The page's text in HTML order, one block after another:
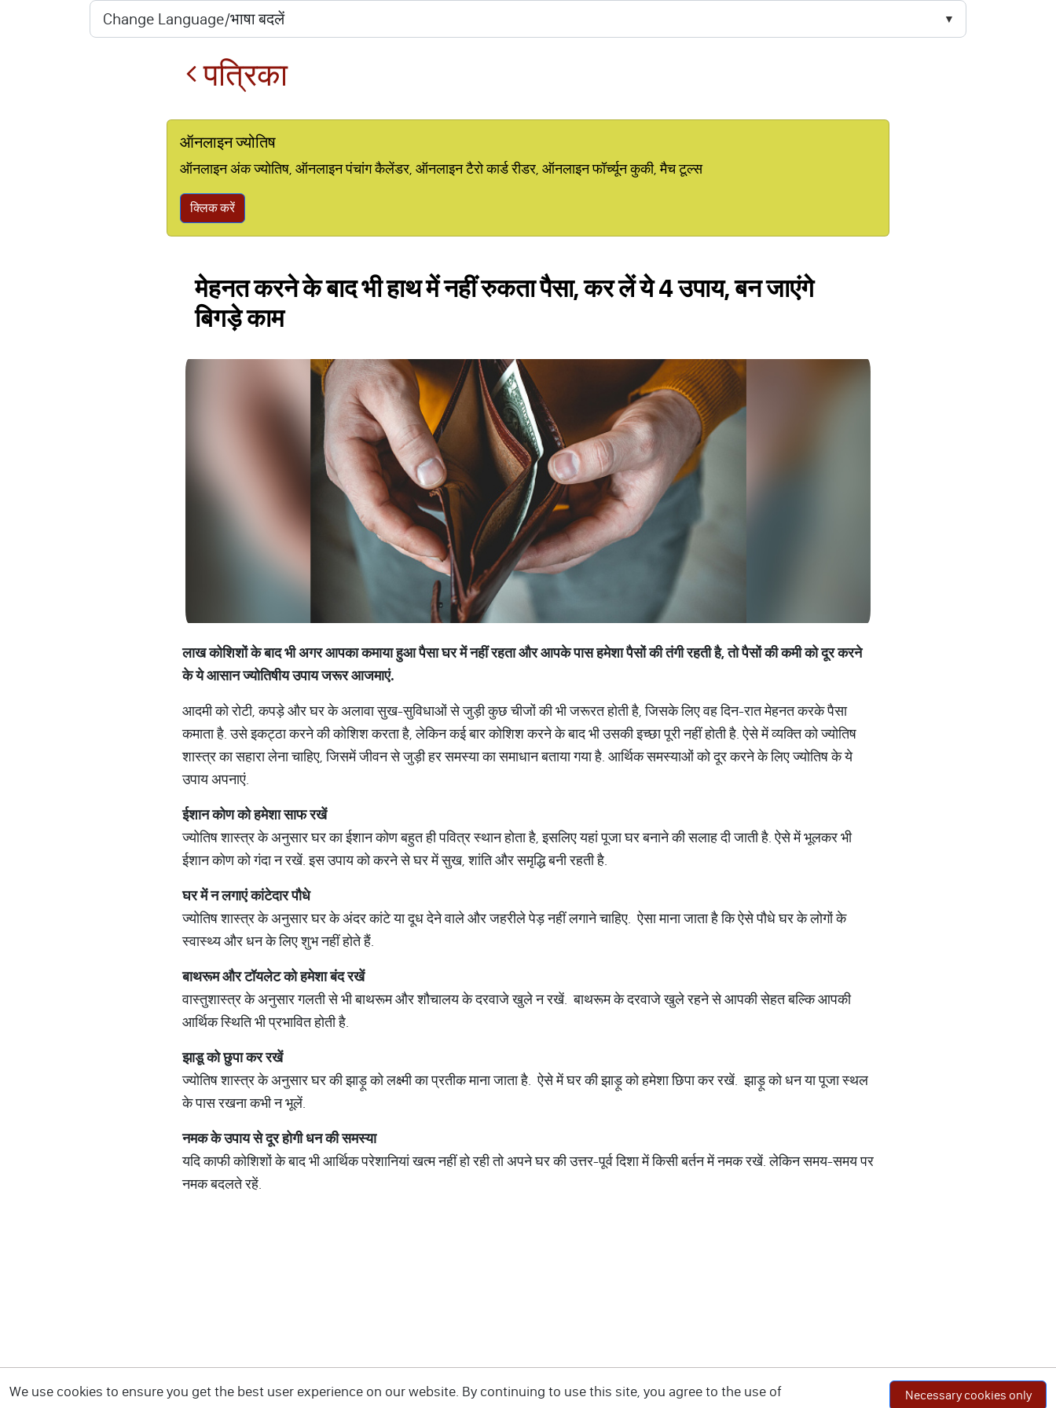
पत्रिका
ऑनलाइन ज्योतिष
ऑनलाइन अंक ज्योतिष, ऑनलाइन पंचांग कैलेंडर, ऑनलाइन टैरो कार्ड रीडर, ऑनलाइन फॉर्च्यून कुकी, मैच टूल्स
क्लिक करें
मेहनत करने के बाद भी हाथ में नहीं रुकता पैसा, कर लें ये 4 उपाय, बन जाएंगे
बिगड़े काम
लाख कोशिशों के बाद भी अगर आपका कमाया हुआ पैसा घर में नहीं रहता और आपके पास हमेशा पैसों की तंगी रहती है,तो पैसों की कमी को दूर करने
के ये आसान ज्योतिषीय उपाय जरूर आजमाएं.
आदमी को रोटी, कपड़े और घर के अलावा सुख-सुविधाओं से जुड़ी कुछ चीजों की भी जरूरत होती है, जिसके लिए वह दिन-रात मेहनत करके पैसा
कमाता है. उसे इकट्ठा करने की कोशिश करता है, लेकिन कई बार कोशिश करने के बाद भी उसकी इच्छा पूरी नहीं होती है. ऐसे में व्यक्ति को ज्योतिष
शास्त्र का सहारा लेना चाहिए, जिसमें जीवन से जुड़ी हर समस्या का समाधान बताया गया है. आर्थिक समस्याओं को दूर करने के लिए ज्योतिष के ये
उपाय अपनाएं.
ईशान कोण को हमेशा साफ रखें
ज्योतिष शास्त्र के अनुसार घर का ईशान कोण बहुत ही पवित्र स्थान होता है, इसलिए यहां पूजा घर बनाने की सलाह दी जाती है. ऐसे में भूलकर भी
ईशान कोण को गंदा न रखें. इस उपाय को करने से घर में सुख, शांति और समृद्धि बनी रहती है.
घर में न लगाएं कांटेदार पौधे
ज्योतिष शास्त्र के अनुसार घर के अंदर कांटे या दूध देने वाले और जहरीले पेड़ नहीं लगाने चाहिए. ऐसा माना जाता है कि ऐसे पौधे घर के लोगों के
स्वास्थ्य और धन के लिए शुभ नहीं होते हैं.
बाथरूम और टॉयलेट को हमेशा बंद रखें
वास्तुशास्त्र के अनुसार गलती से भी बाथरूम और शौचालय के दरवाजे खुले न रखें. बाथरूम के दरवाजे खुले रहने से आपकी सेहत बल्कि आपकी
आर्थिक स्थिति भी प्रभावित होती है.
झाडू को छुपा कर रखें
ज्योतिष शास्त्र के अनुसार घर की झाड़ू को लक्ष्मी का प्रतीक माना जाता है. ऐसे में घर की झाड़ू को हमेशा छिपा कर रखें. झाड़ू को धन या पूजा स्थल
के पास रखना कभी न भूलें.
नमक के उपाय से दूर होगी धन की समस्या
यदि काफी कोशिशों के बाद भी आर्थिक परेशानियां खत्म नहीं हो रही तो अपने घर की उत्तर-पूर्व दिशा में किसी बर्तन में नमक रखें. लेकिन समय-समय पर
नमक बदलते रहें.
We use cookies to ensure you get the best user experience on our website. By continuing to use this site, you agree to the use of
Necessary cookies only